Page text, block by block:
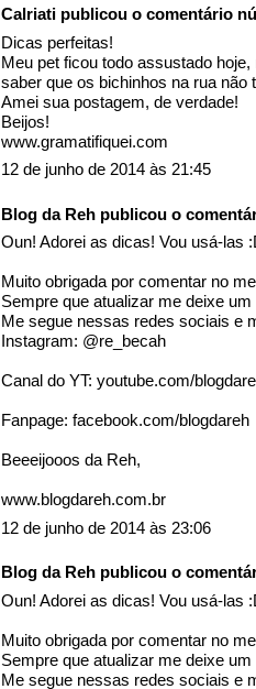
Calriati publicou o comentário
Dicas perfeitas!
Meu pet ficou todo assustado
saber que os bichinhos na rua
Amei sua postagem, de verdade!
Beijos!
www.gramatifiquei.com
12 de junho de 2014 às 21:45
Blog da Reh publicou o
Oun! Adorei as dicas! Vou usá-las
Muito obrigada por comentar no
Sempre que atualizar me deixe
Me segue nessas redes sociais e
Instagram: @re_becah
Canal do YT: youtube.com/
Fanpage: facebook.com/blogdareh
Beeeijooos da Reh,
www.blogdareh.com.br
12 de junho de 2014 às 23:06
Blog da Reh publicou o
Oun! Adorei as dicas! Vou usá-las
Muito obrigada por comentar no
Sempre que atualizar me deixe
Me segue nessas redes sociais e